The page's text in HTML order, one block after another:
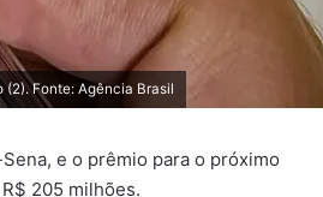
Fonte: Agência Brasil
e o prêmio para o próximo
205 milhões.